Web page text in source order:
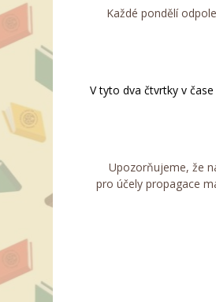
Každé pondělí
V tyto dva čtvrtky v
Upozorňujeme, že
pro účely propagace